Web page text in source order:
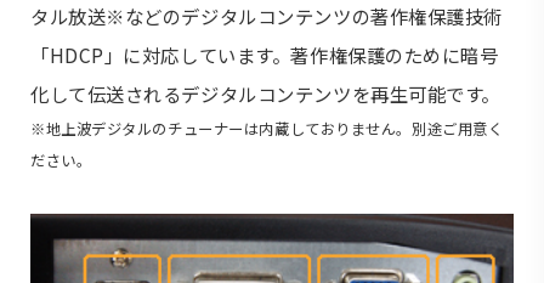
タル放送※などのデジタルコンテンツの著作権保護技術
「HDCP」に対応しています。著作権保護のために暗号
化して伝送されるデジタルコンテンツを再生可能です。
※地上波デジタルのチューナーは内蔵しておりません。別途ご用意く
ださい。